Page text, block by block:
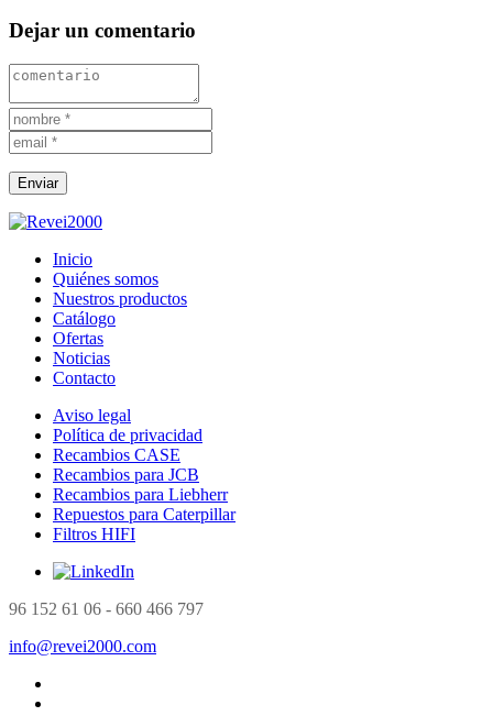
Dejar un comentario
Inicio
Quiénes somos
Nuestros productos
Catálogo
Ofertas
Noticias
Contacto
Aviso legal
Política de privacidad
Recambios CASE
Recambios para JCB
Recambios para Liebherr
Repuestos para Caterpillar
Filtros HIFI
96 152 61 06 - 660 466 797
info@revei2000.com